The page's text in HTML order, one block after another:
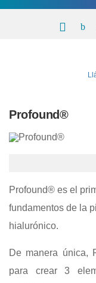
Profound®
Profound® es el
fundamentos de la
hialurónico.
De manera única,
para crear 3